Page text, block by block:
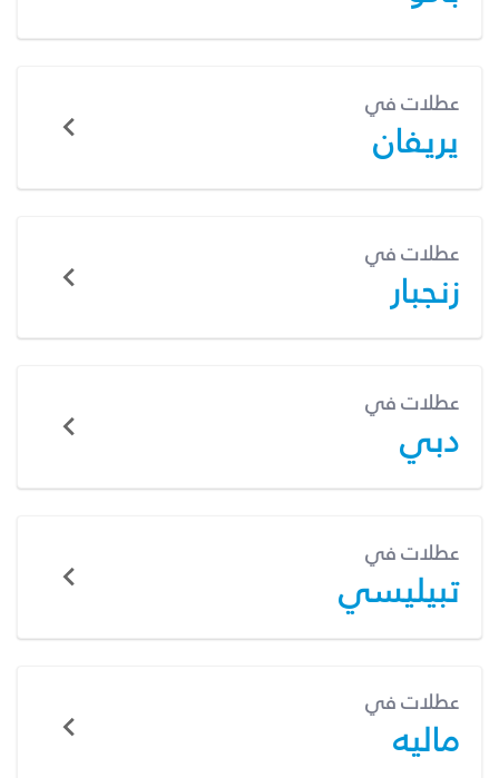
عطلات في
يريفان
عطلات في
زنجبار
عطلات في
دبي
عطلات في
تبيليسي
عطلات في
ماليه